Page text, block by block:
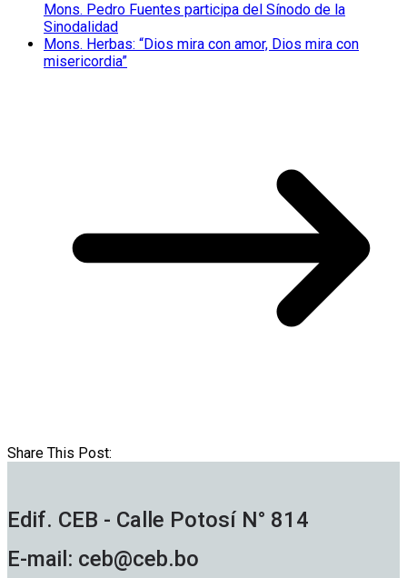
Mons. Pedro Fuentes participa del Sínodo de la
Sinodalidad
Mons. Herbas: “Dios mira con amor, Dios mira con
misericordia”
Share This Post:
Edif. CEB - Calle Potosí N° 814
E-mail: ceb@ceb.bo